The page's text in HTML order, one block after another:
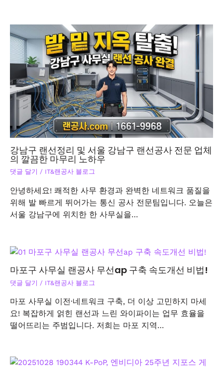
강남구 랜선정리 및 서울 강남구 랜선공사 전문 업체
의 깔끔한 마무리 노하우
댓글 달기 / IT&랜공사 블로그
안녕하세요! 쾌적한 사무 환경과 완벽한 네트워크 품질을
위해 발 빠르게 뛰어가는 통신 공사 전문팀입니다. 오늘은
서울 강남구에 위치한 한 사무실을…
마포구 사무실 랜공사 무선ap 구축 속도개선 비법!
댓글 달기 / IT&랜공사 블로그
마포 사무실 이전·네트워크 구축, 더 이상 고민하지 마세
요! 복잡하게 얽힌 랜선과 느린 와이파이는 업무 효율을
떨어뜨리는 주범입니다. 저희는 마포 지역…